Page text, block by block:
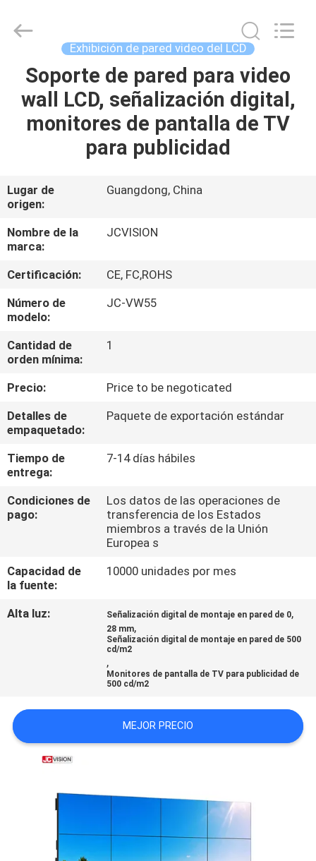
INICIO
PRODUCTOS
NOSOTROS
RECORRIDO
POR
LA
FÁBRICA
CONTROL
CALIDAD
CONTACTA
CON
NOSOTROS
CASOS
DE
MAPA
POLÍTICA
Shenzhen
Junction
Reserved.
Exhibición de pared video del LCD
Soporte de pared para video
wall LCD, señalización digital,
monitores de pantalla de TV
para publicidad
Lugar de
origen:
Guangdong, China
Nombre de la
marca:
JCVISION
Certificación:
CE, FC,ROHS
Número de
modelo:
JC-VW55
Cantidad de
orden mínima:
1
Precio:
Price to be negoticated
Detalles de
empaquetado:
Paquete de exportación estándar
Tiempo de
entrega:
7-14 días hábiles
Condiciones de
pago:
Los datos de las operaciones de
transferencia de los Estados
miembros a través de la Unión
Europea s
Capacidad de
la fuente:
10000 unidades por mes
Alta luz: Señalización digital de montaje en pared de 0,
28 mm,
Señalización digital de montaje en pared de 500
cd/m2
,
Monitores de pantalla de TV para publicidad de
500 cd/m2
MEJOR PRECIO